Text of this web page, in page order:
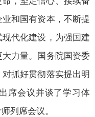
和国有资本，不断提
代化建设，为强国建
力量。国务院国资委
抓好贯彻落实提出明
席会议并谈了学习体
列席会议。